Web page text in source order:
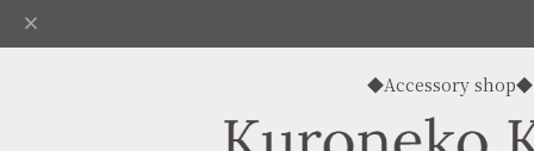
◆Accessory shop◆